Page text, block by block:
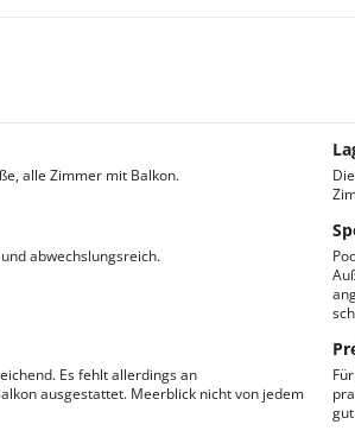
alle Zimmer mit Balkon.
abwechslungsreich.
Es fehlt allerdings an
ausgestattet. Meerblick nicht von jedem